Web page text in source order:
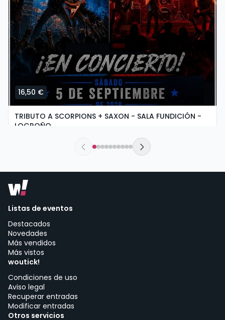
16,50 €
TRIBUTO A SCORPIONS + SAXON - SALA FUNDICIÓN -
LOGROÑO
Sala Fundición | Logroño
Listas de eventos
Destacados
Novedades
Más vendidos
Más vistos
woutick!
Condiciones de uso
Aviso legal
Recuperar entradas
Modificar entradas
Otros servicios